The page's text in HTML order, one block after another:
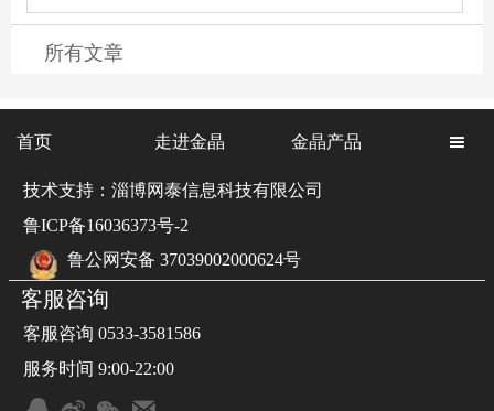
所有文章
首页 走进金晶 金晶产品 
技术支持：淄博网泰信息科技有限公司
鲁ICP备16036373号-2
鲁公网安备 37039002000624号
客服咨询
客服咨询 0533-3581586
服务时间 9:00-22:00